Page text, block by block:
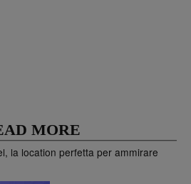
MORE
la location perfetta per ammirare